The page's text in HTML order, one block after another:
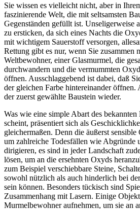
Sie wissen es vielleicht nicht, aber in
faszinierende Welt, die mit seltsamsten
Gegenständen gefüllt ist. Unseligerweise
zu ersticken, da sich eines Nachts die
mit wichtigem Sauerstoff versorgen,
Rettung gibt es nur, wenn Sie zusammen
Weltbewohner, einer Glasmurmel, die
durchwandern und die vermummten
öffnen. Ausschlaggebend ist dabei, daß
der gleichen Farbe hintereinander öffnen.
der zuerst gewählte Baustein wieder.
Was wie eine simple Abart des
scheint, präsentiert sich als
gleichermaßen. Denn die äußerst
um zahlreiche Todesfällen wie Abgründe
dirigieren, es sind in jeder Landschaft
lösen, um an die ersehnten Oxyds
zum Beispiel verschiebbare Steine,
sowohl nützlich als auch hinderlich bei
sein können. Besonders tückisch sind
Zusammenhang mit Lasern. Einige
Murmelbewohner aufnehmen, um sie an